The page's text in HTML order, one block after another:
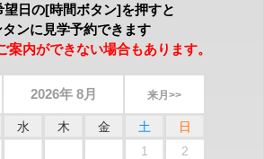
望日の[時間ボタン]を押すと
タンに見学予約できます
案内ができない場合もあります。
2026年 8月 来月>>
水 木 金 土
日
1
2